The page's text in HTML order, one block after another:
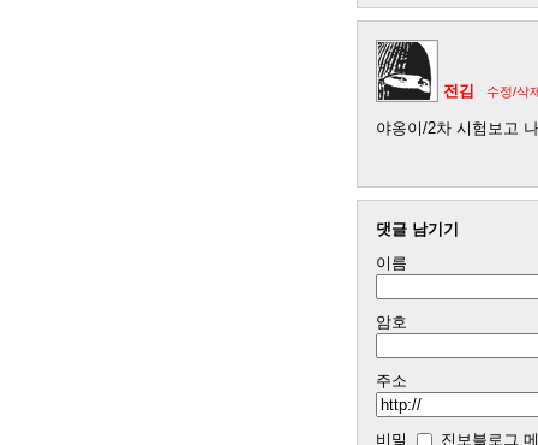
전김 수정/삭
야옹이/2차 시험보고
댓글 남기기
이름
암호
주소
비밀 진보블로그